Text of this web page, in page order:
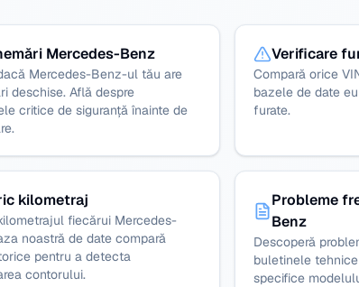
Mercedes-Benz
Mercedes-Benz-ul tău are
deschise. Află despre
critice de siguranță înainte de
Verificare
Compară orice
bazele de date
furate.
kilometraj
fiecărui Mercedes-
noastră de date compară
pentru a detecta
contorului.
Probleme
Benz
Descoperă
buletinele
specifice